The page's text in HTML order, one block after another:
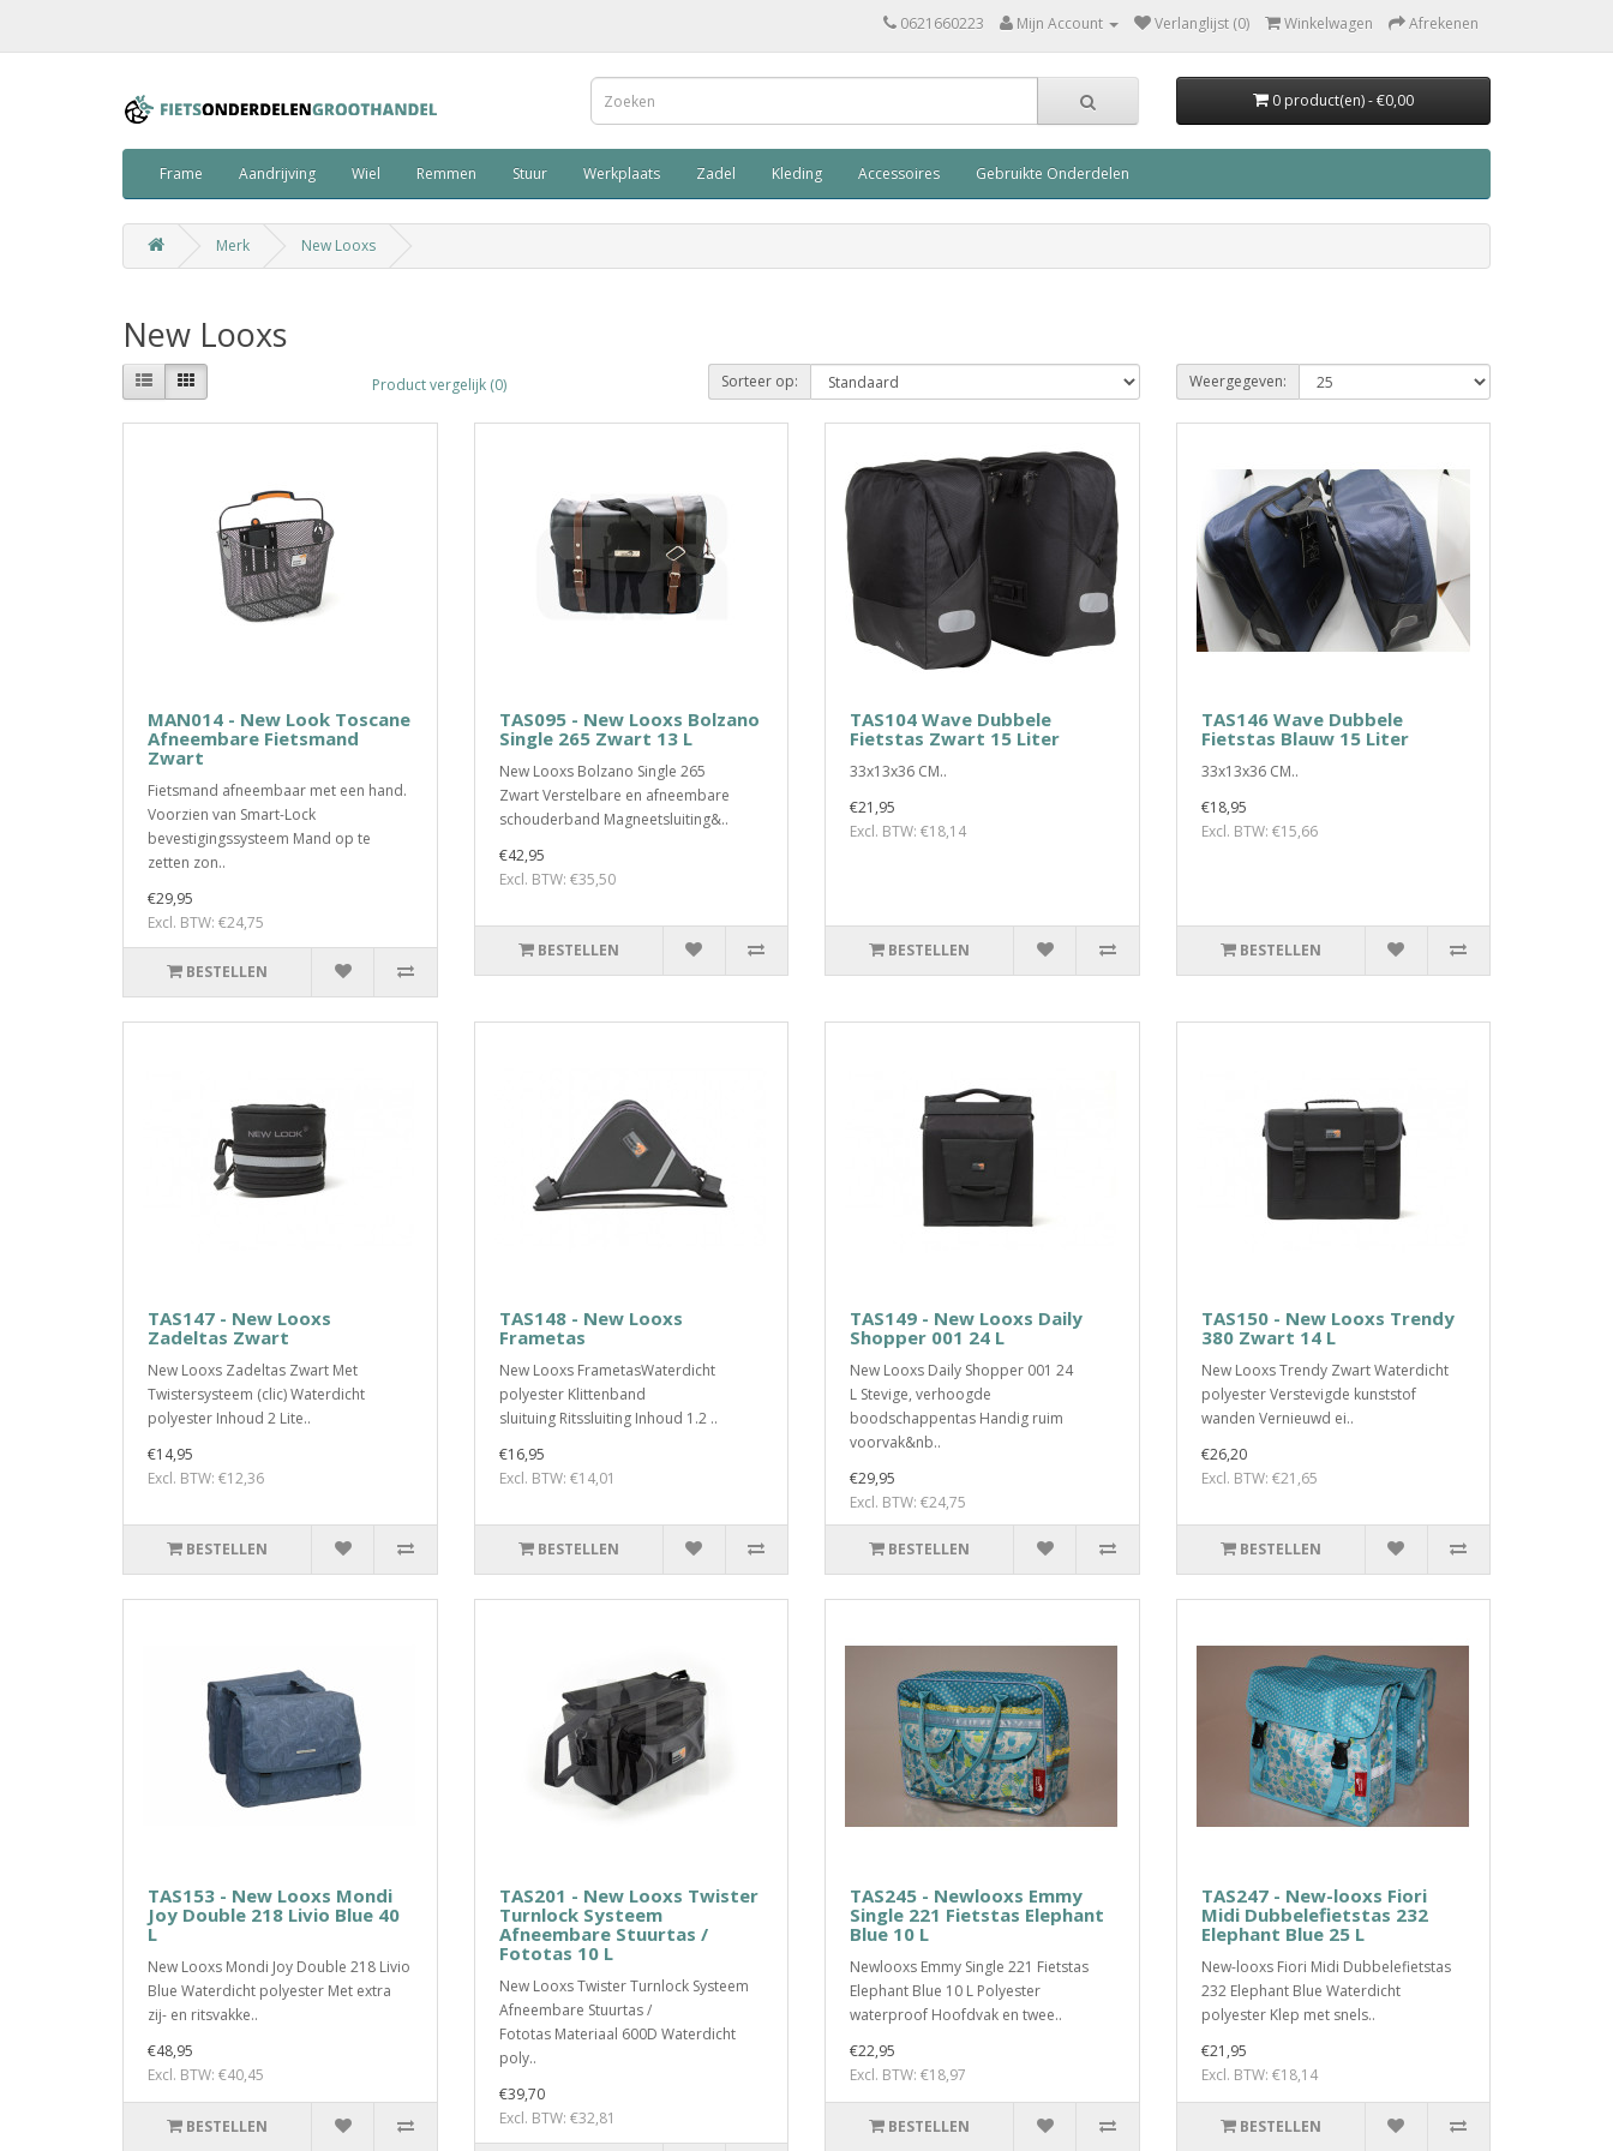
0621660223 Mijn Account Verlanglijst (0) Winkelwagen Afrekenen
0 product(en) - €0,00
Frame Aandrijving Wiel Remmen Stuur Werkplaats Zadel Kleding Accessoires Gebruikte Onderdelen
Merk New Looxs
New Looxs
Product vergelijk (0) Sorteer op: Weergegeven:
MAN014 - New Look Toscane
Afneembare Fietsmand
Zwart
Fietsmand afneembaar met een hand.
Voorzien van Smart-Lock
bevestigingssysteem Mand op te
zetten zon..
€29,95
Excl. BTW: €24,75
BESTELLEN
TAS095 - New Looxs Bolzano
Single 265 Zwart 13 L
New Looxs Bolzano Single 265
Zwart Verstelbare en afneembare
schouderband Magneetsluiting&..
€42,95
Excl. BTW: €35,50
BESTELLEN
TAS104 Wave Dubbele
Fietstas Zwart 15 Liter
33x13x36 CM..
€21,95
Excl. BTW: €18,14
BESTELLEN
TAS146 Wave Dubbele
Fietstas Blauw 15 Liter
33x13x36 CM..
€18,95
Excl. BTW: €15,66
BESTELLEN
TAS147 - New Looxs
Zadeltas Zwart
New Looxs Zadeltas Zwart Met
Twistersysteem (clic) Waterdicht
polyester Inhoud 2 Lite..
€14,95
Excl. BTW: €12,36
BESTELLEN
TAS148 - New Looxs
Frametas
New Looxs FrametasWaterdicht
polyester Klittenband
sluituing Ritssluiting Inhoud 1.2 ..
€16,95
Excl. BTW: €14,01
BESTELLEN
TAS149 - New Looxs Daily
Shopper 001 24 L
New Looxs Daily Shopper 001 24
L Stevige, verhoogde
boodschappentas Handig ruim
voorvak&nb..
€29,95
Excl. BTW: €24,75
BESTELLEN
TAS150 - New Looxs Trendy
380 Zwart 14 L
New Looxs Trendy Zwart Waterdicht
polyester Verstevigde kunststof
wanden Vernieuwd ei..
€26,20
Excl. BTW: €21,65
BESTELLEN
TAS153 - New Looxs Mondi
Joy Double 218 Livio Blue 40
L
New Looxs Mondi Joy Double 218 Livio
Blue Waterdicht polyester Met extra
zij- en ritsvakke..
€48,95
Excl. BTW: €40,45
BESTELLEN
TAS201 - New Looxs Twister
Turnlock Systeem
Afneembare Stuurtas /
Fototas 10 L
New Looxs Twister Turnlock Systeem
Afneembare Stuurtas /
Fototas Materiaal 600D Waterdicht
poly..
€39,70
Excl. BTW: €32,81
TAS245 - Newlooxs Emmy
Single 221 Fietstas Elephant
Blue 10 L
Newlooxs Emmy Single 221 Fietstas
Elephant Blue 10 L Polyester
waterproof Hoofdvak en twee..
€22,95
Excl. BTW: €18,97
BESTELLEN
TAS247 - New-looxs Fiori
Midi Dubbelefietstas 232
Elephant Blue 25 L
New-looxs Fiori Midi Dubbelefietstas
232 Elephant Blue Waterdicht
polyester Klep met snels..
€21,95
Excl. BTW: €18,14
BESTELLEN